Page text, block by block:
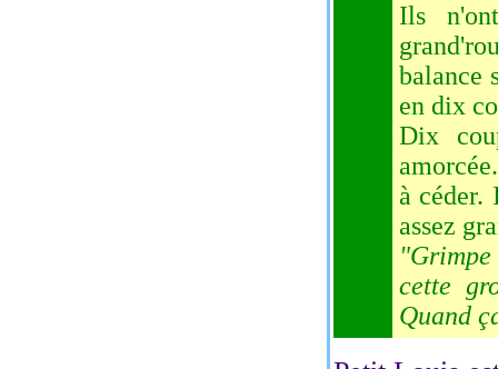
Ils
balance
en dix
Dix
à céder.
assez
cette
Quand